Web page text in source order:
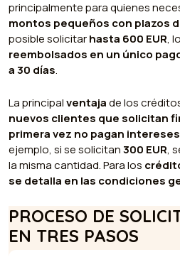
principalmente para quienes
montos pequeños con plazos
posible solicitarhasta 600 EUR,
reembolsados en un único
a 30 días.
La principalventajade los
nuevos clientes que solicitan
primera vez no pagan intereses
ejemplo, si se solicitan300 EUR,
la misma cantidad. Para los
se detalla en las condiciones
PROCESO DE
EN TRES PASOS